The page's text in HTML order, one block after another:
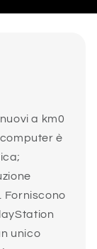
a km0
è
Forniscono
unico